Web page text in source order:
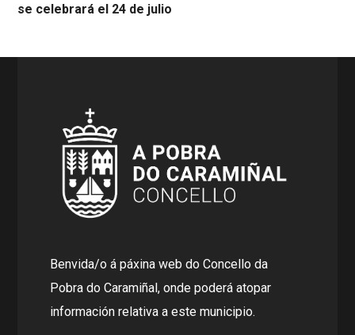
se celebrará el 24 de julio
Benvida/o á páxina web do Concello da
Pobra do Caramiñal, onde poderá atopar
información relativa a este municipio.